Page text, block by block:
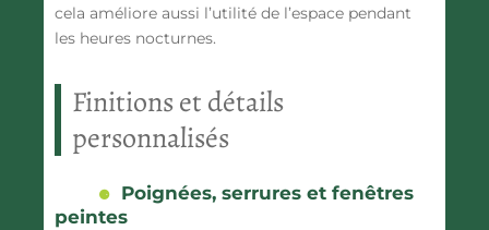
cela améliore aussi l’utilité de l’espace pendant
les heures nocturnes.
Finitions et détails
personnalisés
Poignées, serrures et fenêtres
peintes